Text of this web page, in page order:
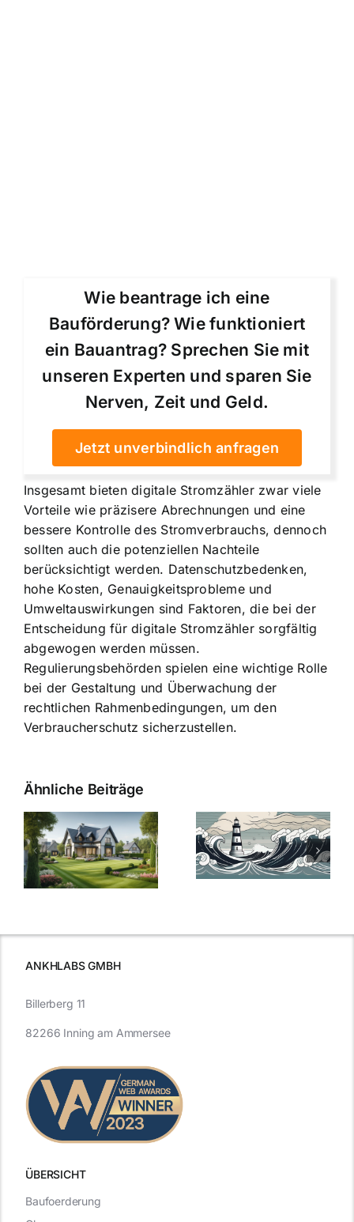
Wie beantrage ich eine
Bauförderung? Wie funktioniert
ein Bauantrag? Sprechen Sie mit
unseren Experten und sparen Sie
Nerven, Zeit und Geld.
Jetzt unverbindlich anfragen
Insgesamt bieten digitale Stromzähler zwar viele
Vorteile wie präzisere Abrechnungen und eine
bessere Kontrolle des Stromverbrauchs, dennoch
sollten auch die potenziellen Nachteile
berücksichtigt werden. Datenschutzbedenken,
hohe Kosten, Genauigkeitsprobleme und
Umweltauswirkungen sind Faktoren, die bei der
Entscheidung für digitale Stromzähler sorgfältig
abgewogen werden müssen.
Regulierungsbehörden spielen eine wichtige Rolle
bei der Gestaltung und Überwachung der
rechtlichen Rahmenbedingungen, um den
Verbraucherschutz sicherzustellen.
Ähnliche Beiträge
Bauzinsen im
Sturm: Die
aktuelle
Entwicklung
Die Evolution
der
Bauzinsen: Ein
Blick in die
ANKHLABS GMBH
ÜBERSICHT
Billerberg 11
82266 Inning am Ammersee
Baufoerderung